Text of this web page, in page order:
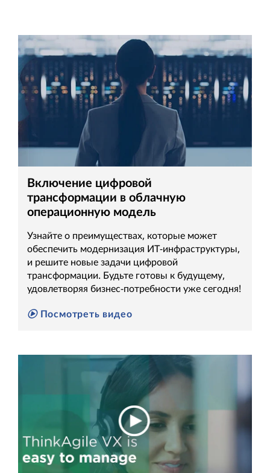
Включение цифровой
трансформации в облачную
операционную модель
Узнайте о преимуществах, которые может
обеспечить модернизация ИТ-инфраструктуры,
и решите новые задачи цифровой
трансформации. Будьте готовы к будущему,
удовлетворяя бизнес-потребности уже сегодня!
Посмотреть видео